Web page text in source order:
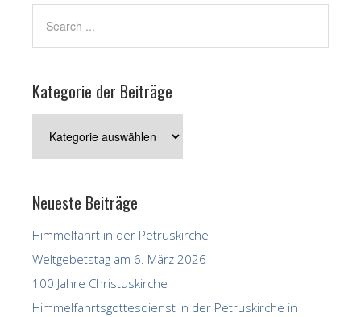
Kategorie der Beiträge
der
Beiträge
Neueste Beiträge
Himmelfahrt in der Petruskirche
Weltgebetstag am 6. März 2026
100 Jahre Christuskirche
Himmelfahrtsgottesdienst in der Petruskirche in